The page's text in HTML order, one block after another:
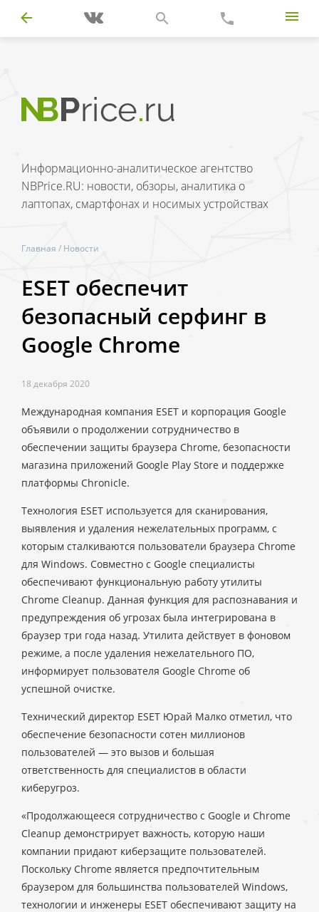
Информационно-аналитическое агентство
NBPrice.RU: новости, обзоры, аналитика о
лаптопах, смартфонах и носимых устройствах
Главная / Новости
ESET обеспечит
безопасный серфинг в
Google Chrome
18 декабря 2020
Международная компания ESET и корпорация Google
объявили о продолжении сотрудничество в
обеспечении защиты браузера Chrome, безопасности
магазина приложений Google Play Store и поддержке
платформы Chronicle.
Технология ESET используется для сканирования,
выявления и удаления нежелательных программ, с
которым сталкиваются пользователи браузера Chrome
для Windows. Совместно с Google специалисты
обеспечивают функциональную работу утилиты
Chrome Cleanup. Данная функция для распознавания и
предупреждения об угрозах была интегрирована в
браузер три года назад. Утилита действует в фоновом
режиме, а после удаления нежелательного ПО,
информирует пользователя Google Chrome об
успешной очистке.
Технический директор ESET Юрай Малко отметил, что
обеспечение безопасности сотен миллионов
пользователей — это вызов и большая
ответственность для специалистов в области
киберугроз.
«Продолжающееся сотрудничество с Google и Chrome
Cleanup демонстрирует важность, которую наши
компании придают киберзащите пользователей.
Поскольку Chrome является предпочтительным
браузером для большинства пользователей Windows,
технологии и инженеры ESET обеспечивают защиту на